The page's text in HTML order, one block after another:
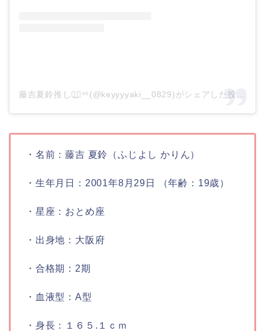
・名前：藤吉 夏鈴（ふじよし かりん）
・生年月日： 2001年8月29日 （年齢：19歳）
・星座： おとめ座
・出身地： 大阪府
・合格期： 2期
・血液型： A型
・身長： １６５.１ｃｍ